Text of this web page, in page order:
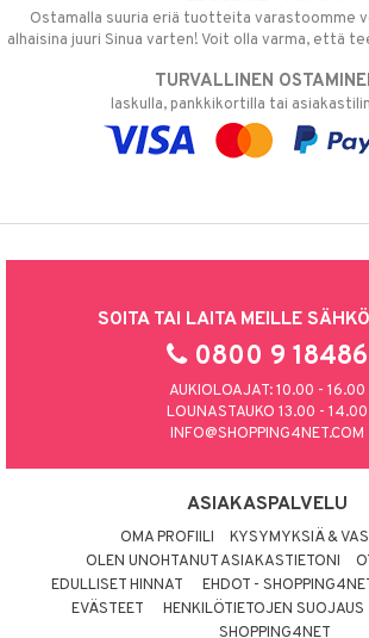
Ostamalla suuria eriä tuotteita varastoomme
alhaisina juuri Sinua varten! Voit olla varma, että
TURVALLINEN
laskulla, pankkikortilla tai
SOITA TAI LAITA MEILLE
0800 9 18486
AUKIOLOAJAT: 10.00 - 16.00
LOUNASTAUKO 13.00 - 14.00
INFO@SHOPPING4NET.COM
ASIAKASPALVELU
OMA PROFIILI
KYSYMYKSIÄ &
OLEN UNOHTANUT ASIAKASTIETONI
EDULLISET HINNAT
EHDOT -
EVÄSTEET
HENKILÖTIETOJEN SUOJAUS
SHOPPING4NET